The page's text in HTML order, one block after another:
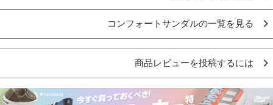
コンフォートサンダルの一覧を見る
商品レビューを投稿するには